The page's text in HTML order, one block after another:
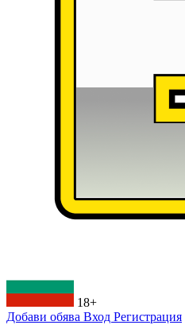
18+
Добави обява Вход Регистрация